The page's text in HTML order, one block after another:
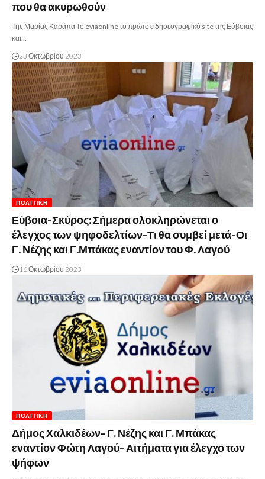
που θα ακυρωθούν
Της Μαρίας Καράπα Το eviaonline το πρώτο ειδησεογραφικό site της Εύβοιας
και…
23 Οκτωβρίου 2023
ΠΟΛΙΤΙΚΉ
Εύβοια-Σκύρος: Σήμερα ολοκληρώνεται ο
έλεγχος των ψηφοδελτίων-Τι θα συμβεί μετά-Οι
Γ. Νέζης και Γ.Μπάκας εναντίον του Φ. Λαγού
16 Οκτωβρίου 2023
ΠΟΛΙΤΙΚΉ
Δήμος Χαλκιδέων- Γ. Νέζης και Γ. Μπάκας
εναντίον Φώτη Λαγού- Αιτήματα για έλεγχο των
ψήφων